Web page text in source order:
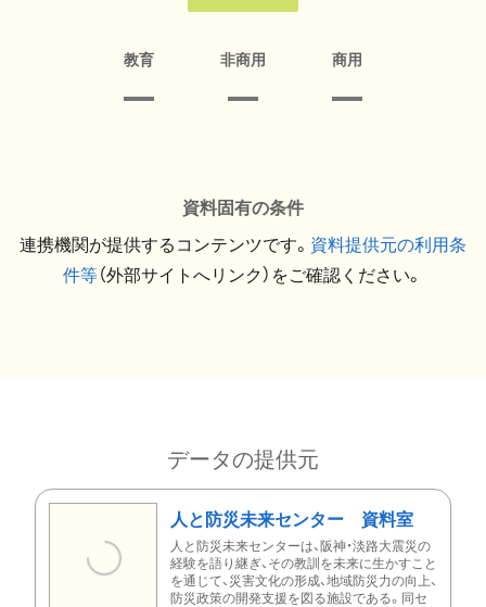
教育 非商用 商用
資料固有の条件
連携機関が提供するコンテンツです。 資料提供元の利用条
件等（外部サイトへリンク）をご確認ください。
データの提供元
人と防災未来センター 資料室
人と防災未来センターは、阪神・淡路大震災の
経験を語り継ぎ、その教訓を未来に生かすこと
を通じて、災害文化の形成、地域防災力の向上、
防災政策の開発支援を図る施設である。同セ